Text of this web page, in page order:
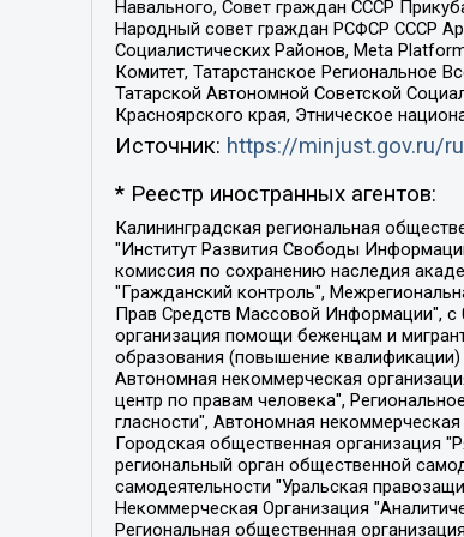
Навального, Совет граждан СССР
Народный совет граждан РСФСР СССР
Социалистических Районов, Meta
Комитет, Татарстанское Региональное
Татарской Автономной Советской
Красноярского края, Этническое
Источник: https://minjust.gov.ru/
* Реестр иностранных агентов:
Калининградская региональная общественная организация "Экозащита!-Женсовет", Фонд содействия защите прав и свобод граждан "Общественный вердикт", Фонд "Институт Развития Свободы Информации", Частное учреждение "Информационное агентство МЕМО. РУ", Региональная общественная организация "Общественная комиссия по сохранению наследия академика Сахарова", Фонд поддержки свободы прессы, Санкт-Петербургская общественная правозащитная организация "Гражданский контроль", Межрегиональная общественная организация "Информационно-просветительский центр "Мемориал", Региональный Фонд "Центр Защиты Прав Средств Массовой Информации", с 05.12.2023 Фонд "Центр Защиты Прав Средств массовой информации", Региональная общественная благотворительная организация помощи беженцам и мигрантам "Гражданское содействие", Негосударственное образовательное учреждение дополнительного профессионального образования (повышение квалификации) специалистов "АКАДЕМИЯ ПО ПРАВАМ ЧЕЛОВЕКА", Свердловская региональная общественная организация "Сутяжник", Автономная некоммерческая организация "Центр независимых социологических исследований", Союз общественных объединений "Российский исследовательский центр по правам человека", Региональное общественное учреждение научно-информационный центр "МЕМОРИАЛ", Некоммерческая организация "Фонд защиты гласности", Автономная некоммерческая организация "Институт прав человека", Городская общественная организация "Екатеринбургское общество "МЕМОРИАЛ", Городская общественная организация "Рязанское историко-просветительское и правозащитное общество "Мемориал" (Рязанский Мемориал), Челябинский региональный орган общественной самодеятельности – женское общественное объединение "Женщины Евразии", Челябинский региональный орган общественной самодеятельности "Уральская правозащитная группа", Фонд содействия защите здоровья и социальной справедливости имени Андрея Рылькова, Автономная Некоммерческая Организация "Аналитический Центр Юрия Левады", Автономная некоммерческая организация социальной поддержки населения "Проект Апрель", Региональная общественная организация помощи женщинам и детям, находящимся в кризисной ситуации "Информационно-методический центр "Анна", Фонд содействия развитию массовых коммуникаций и правовому просвещению "Так-так-Так", Фонд содействия устойчивому развитию "Серебряная тайга", Свердловский региональный общественный фонд социальных